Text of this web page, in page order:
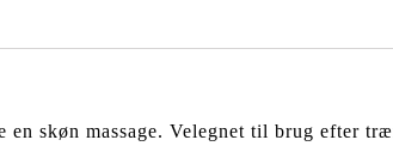
skøn massage. Velegnet til brug efter